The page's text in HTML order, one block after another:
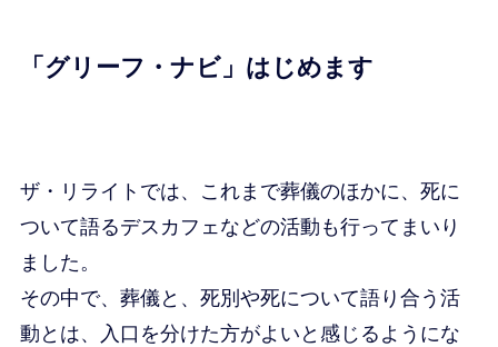
「グリーフ・ナビ」はじめます
ザ・リライトでは、これまで葬儀のほかに、死に
ついて語るデスカフェなどの活動も行ってまいり
ました。
その中で、葬儀と、死別や死について語り合う活
動とは、入口を分けた方がよいと感じるようにな